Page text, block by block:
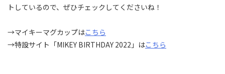
トしているので、ぜひチェックしてくださいね！
→マイキーマグカップはこちら
→特設サイト「MIKEY BIRTHDAY 2022」はこちら